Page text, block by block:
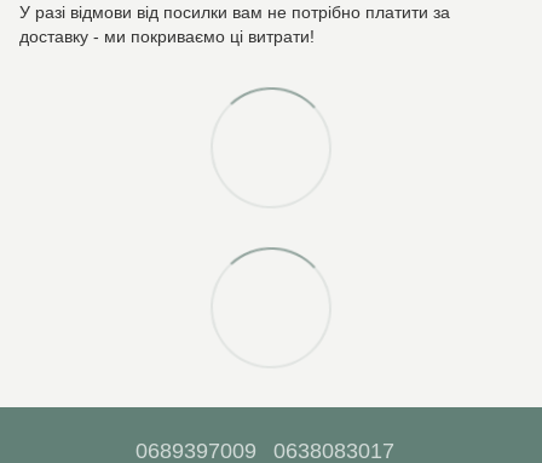
У разі відмови від посилки вам не потрібно платити за
доставку - ми покриваємо ці витрати!
0689397009 0638083017